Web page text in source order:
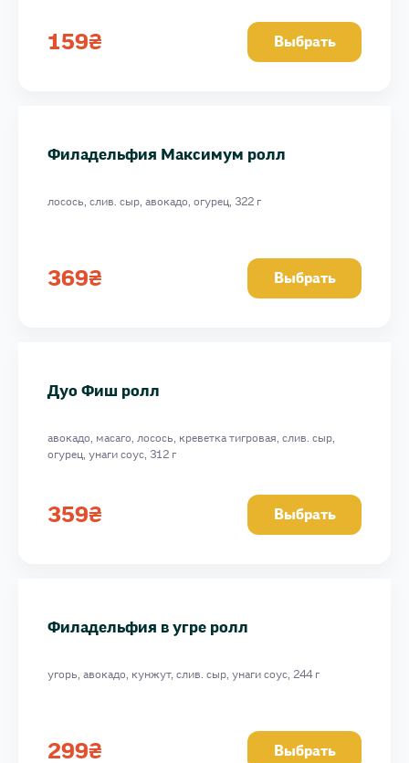
159₴ Выбрать
Филадельфия Максимум ролл
лосось, слив. сыр, авокадо, огурец, 322 г
369₴ Выбрать
Дуо Фиш ролл
авокадо, масаго, лосось, креветка тигровая, слив. сыр,
огурец, унаги соус, 312 г
359₴ Выбрать
Филадельфия в угре ролл
угорь, авокадо, кунжут, слив. сыр, унаги соус, 244 г
299₴ Выбрать